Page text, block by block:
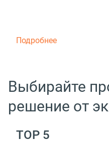
Подробнее
Выбирайте
решение от
TOP 5